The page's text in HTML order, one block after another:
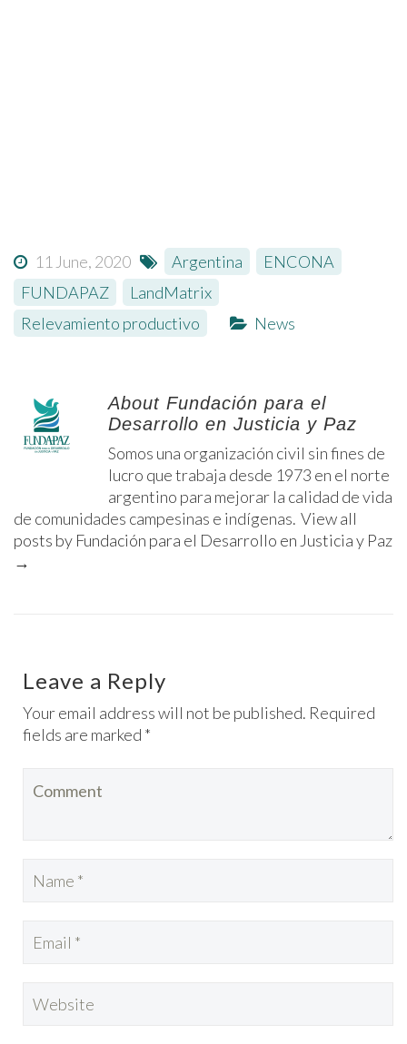
11 June, 2020 Argentina ENCONA
FUNDAPAZ
LandMatrix
Relevamiento productivo
News
About Fundación para el
Desarrollo en Justicia y Paz
Somos una organización civil sin fines de
lucro que trabaja desde 1973 en el norte
argentino para mejorar la calidad de vida
de comunidades campesinas e indígenas. View all
posts by Fundación para el Desarrollo en Justicia y Paz
→
Leave a Reply
Your email address will not be published. Required
fields are marked *